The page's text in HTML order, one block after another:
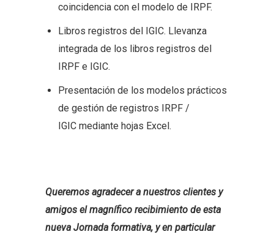
coincidencia con el modelo de IRPF.
Libros registros del IGIC. Llevanza
integrada de los libros registros del
IRPF e IGIC.
Presentación de los modelos prácticos
de gestión de registros IRPF /
IGIC mediante hojas Excel.
Queremos agradecer a nuestros clientes y
amigos el magnífico recibimiento de esta
nueva Jornada formativa, y en particular